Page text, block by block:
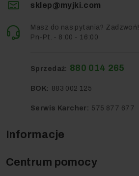
Informacje
Centrum pomocy
sklep@myjki.com
Masz do nas pytania? Zadzwoń!
Pn-Pt. - 8:00 - 16:00
Sprzedaż: 880 014 265
BOK: 883 002 125
Serwis Karcher: 575 877 677